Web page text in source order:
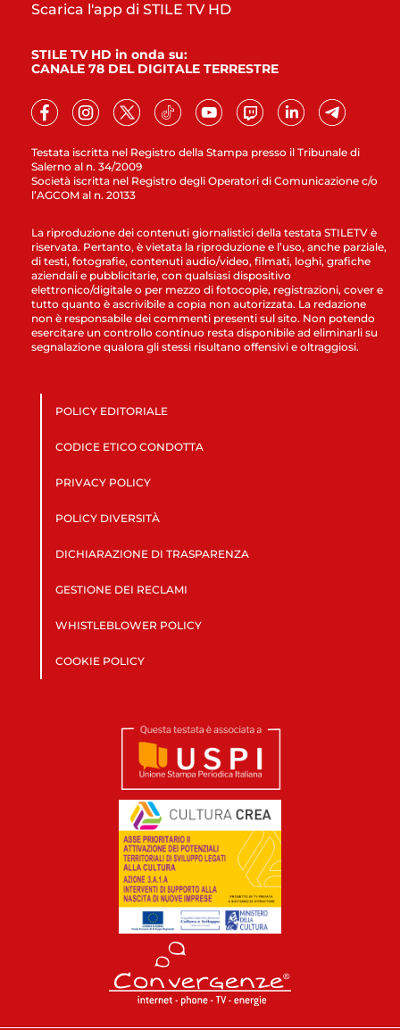
Testata iscritta nel Registro della Stampa presso il Tribunale di
Salerno al n. 34/2009
Società iscritta nel Registro degli Operatori di Comunicazione c/o
l’AGCOM al n. 20133
Scarica l'app di STILE TV HD
STILE TV HD in onda su:
CANALE 78 DEL DIGITALE TERRESTRE
La riproduzione dei contenuti giornalistici della testata STILETV è
riservata. Pertanto, è vietata la riproduzione e l’uso, anche parziale,
di testi, fotografie, contenuti audio/video, filmati, loghi, grafiche
aziendali e pubblicitarie, con qualsiasi dispositivo
elettronico/digitale o per mezzo di fotocopie, registrazioni, cover e
tutto quanto è ascrivibile a copia non autorizzata. La redazione
non è responsabile dei commenti presenti sul sito. Non potendo
esercitare un controllo continuo resta disponibile ad eliminarli su
segnalazione qualora gli stessi risultano offensivi e oltraggiosi.
POLICY EDITORIALE
CODICE ETICO CONDOTTA
PRIVACY POLICY
POLICY DIVERSITÀ
DICHIARAZIONE DI TRASPARENZA
GESTIONE DEI RECLAMI
WHISTLEBLOWER POLICY
COOKIE POLICY